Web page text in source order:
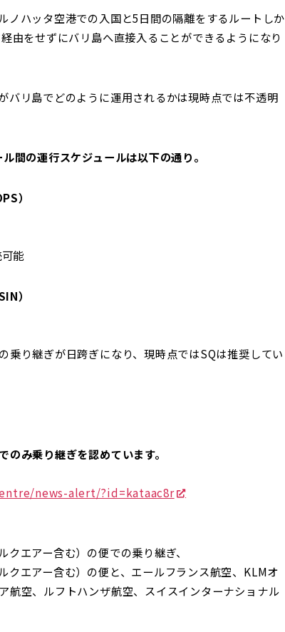
ハッタ空港での入国と5日間の隔離をするルートしか
由をせずにバリ島へ直接入ることができるようになり
バリ島でどのように運用されるかは現時点では不透明
間の運行スケジュールは以下の通り。
）
能
）
り継ぎが日跨ぎになり、現時点ではSQは推奨してい
み乗り継ぎを認めています。
news-alert/?id=kataac8r
エアー含む）の便での乗り継ぎ、
クエアー含む）の便と、エールフランス航空、KLMオ
航空、ルフトハンザ航空、スイスインターナショナル